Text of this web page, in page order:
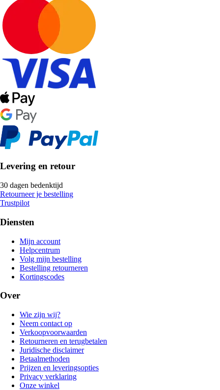
Levering en retour
30 dagen bedenktijd
Retourneer je bestelling
Trustpilot
Diensten
Mijn account
Helpcentrum
Volg mijn bestelling
Bestelling retourneren
Kortingscodes
Over
Wie zijn wij?
Neem contact op
Verkoopvoorwaarden
Retourneren en terugbetalen
Juridische disclaimer
Betaalmethoden
Prijzen en leveringsopties
Privacy verklaring
Onze winkel